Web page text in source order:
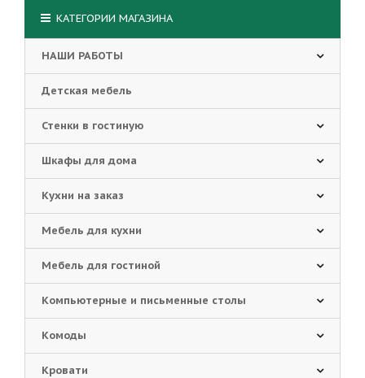
КАТЕГОРИИ МАГАЗИНА
НАШИ РАБОТЫ
Детская мебель
Стенки в гостиную
Шкафы для дома
Кухни на заказ
Мебель для кухни
Мебель для гостиной
Компьютерные и письменные столы
Комоды
Кровати